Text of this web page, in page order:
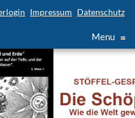
Impressum Datenschutz
Menu ≡